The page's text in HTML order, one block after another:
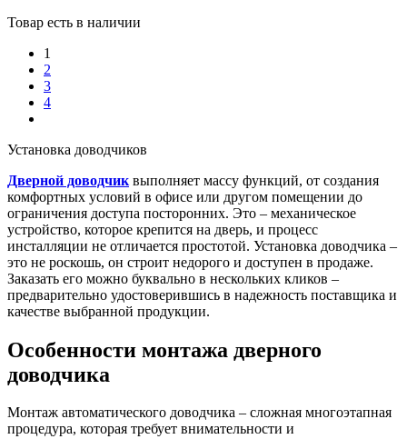
Товар есть в наличии
1
2
3
4
Установка доводчиков
Дверной доводчик выполняет массу функций, от создания
комфортных условий в офисе или другом помещении до
ограничения доступа посторонних. Это – механическое
устройство, которое крепится на дверь, и процесс
инсталляции не отличается простотой. Установка доводчика –
это не роскошь, он строит недорого и доступен в продаже.
Заказать его можно буквально в нескольких кликов –
предварительно удостоверившись в надежность поставщика и
качестве выбранной продукции.
Особенности монтажа дверного
доводчика
Монтаж автоматического доводчика – сложная многоэтапная
процедура, которая требует внимательности и